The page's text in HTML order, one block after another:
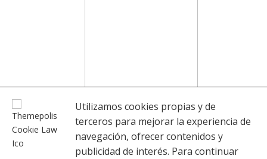
Utilizamos cookies propias y de
terceros para mejorar la experiencia de
navegación, ofrecer contenidos y
publicidad de interés. Para continuar